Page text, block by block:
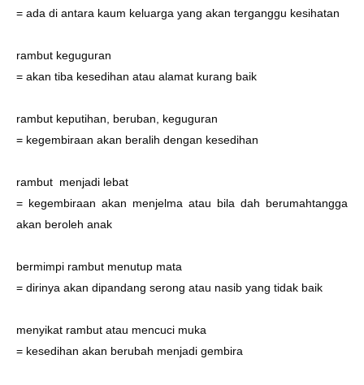
= ada di antara kaum keluarga yang akan terganggu kesihatan
rambut keguguran
= akan tiba kesedihan atau alamat kurang baik
rambut keputihan, beruban, keguguran
= kegembiraan akan beralih dengan kesedihan
rambut menjadi lebat
= kegembiraan akan menjelma atau bila dah berumahtangga
akan beroleh anak
bermimpi rambut menutup mata
= dirinya akan dipandang serong atau nasib yang tidak baik
menyikat rambut atau mencuci muka
= kesedihan akan berubah menjadi gembira